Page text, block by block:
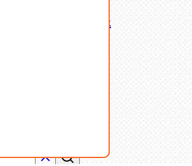
и бронзовый крепеж